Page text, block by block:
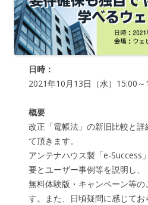
日時：
2021年10月13日（水）15:00～
概要
改正「電帳法」の新旧比較と
て頂きます。
アンテナハウス製「e-Success
要とユーザー事例等を説明し、
無料体験版・キャンペーン等の
す。また、日頃疑問に感じて